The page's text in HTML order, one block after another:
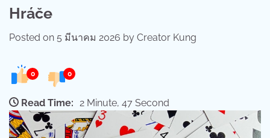
Hráče
Posted on 5 มีนาคม 2026 by Creator Kung
0 0
Read Time: 2 Minute, 47 Second